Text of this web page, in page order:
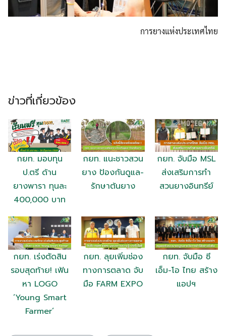
การยางแห่งประเทศไทย
ข่าวที่เกี่ยวข้อง
กยท. มอบทุน
ป.ตรี ด้าน
ยางพารา ทุนละ
400,000 บาท
กยท. แนะชาวสวน
ยาง ป้องกันดูแล-
รักษาต้นยาง
กยท. จับมือ MSL
ส่งเสริมการทำ
สวนยางอินทรีย์
กยท. เร่งตัดสิน
รอบสุดท้าย! เฟ้น
หา LOGO
‘Young Smart
Farmer’
กยท. ลุยเพิ่มช่อง
ทางการตลาด จับ
มือ FARM EXPO
กยท. จับมือ ซี
เอ็ม-โอ ไทย สร้าง
แอปฯ